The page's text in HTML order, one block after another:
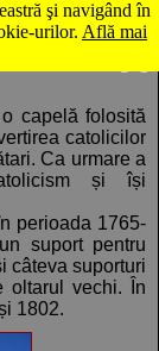
şi navigând în
urilor. Află mai
capelă folosită
catolicilor
Ca urmare a
și își
perioada 1765-
suport pentru
câteva suporturi
oltarul vechi. În
1802.